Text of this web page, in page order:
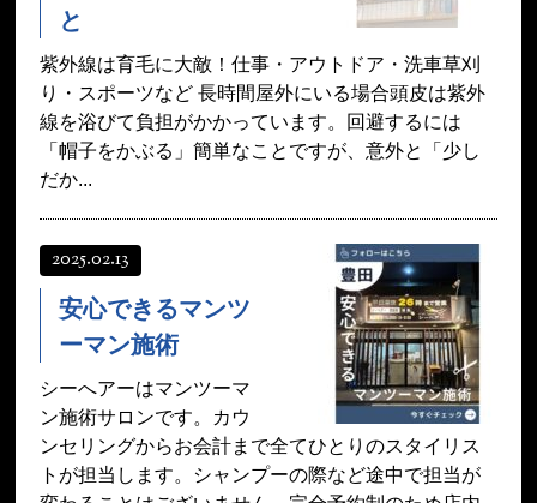
と
紫外線は育毛に大敵！仕事・アウトドア・洗車草刈
り・スポーツなど 長時間屋外にいる場合頭皮は紫外
線を浴びて負担がかかっています。回避するには
「帽子をかぶる」簡単なことですが、意外と「少し
だか...
2025.02.13
安心できるマンツ
ーマン施術
シーへアーはマンツーマ
ン施術サロンです。カウ
ンセリングからお会計まで全てひとりのスタイリス
トが担当します。シャンプーの際など途中で担当が